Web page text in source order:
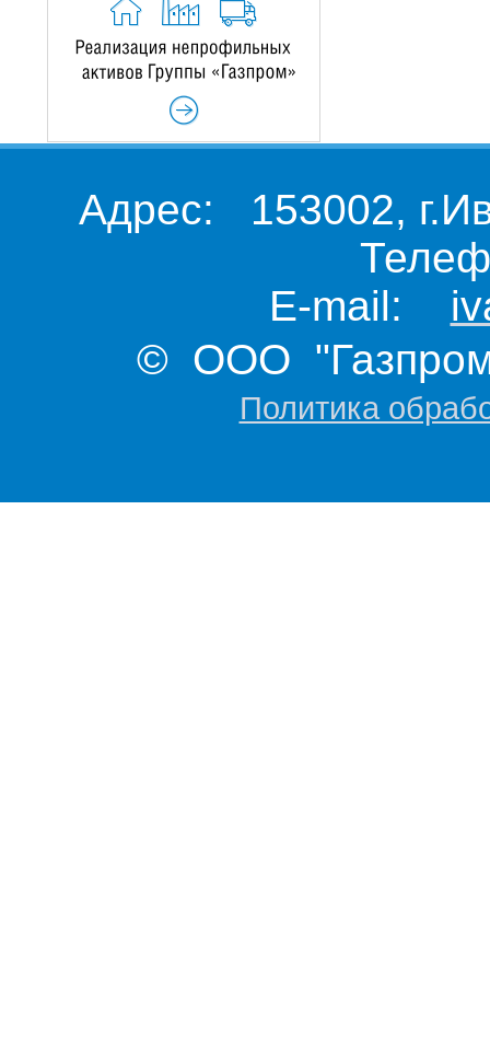
Адрес: 153002,
E-mail:
© ООО "Газпром
Политика